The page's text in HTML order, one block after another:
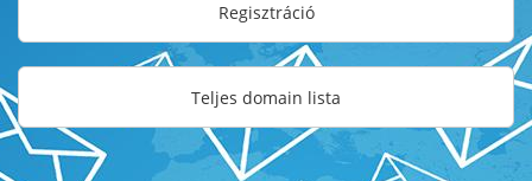
Regisztráció
Teljes domain lista